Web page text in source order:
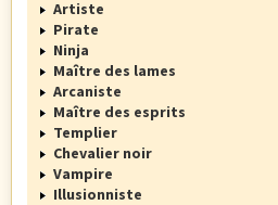
Artiste
Pirate
Ninja
Maître des lames
Arcaniste
Maître des esprits
Templier
Chevalier noir
Vampire
Illusionniste